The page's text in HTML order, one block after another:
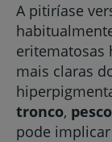
A pitiríase
eritematosas
mais claras
tronco,
pode